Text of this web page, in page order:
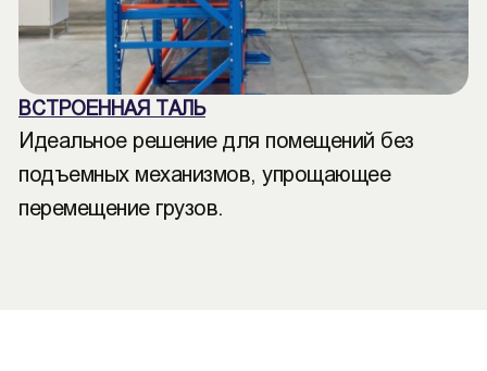
ВСТРОЕННАЯ ТАЛЬ
Идеальное решение для помещений без
подъемных механизмов, упрощающее
перемещение грузов.